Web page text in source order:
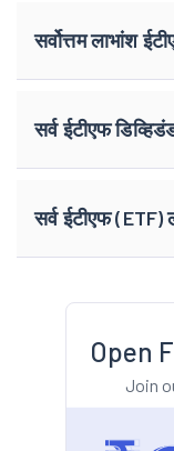
सर्वोत्तम लाभांश
सर्व ईटीएफ
सर्व ईटीएफ (ETF)
Open
Join